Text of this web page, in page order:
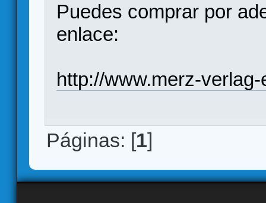
Puedes comprar por
enlace:
http://www.merz-
Páginas: [1]